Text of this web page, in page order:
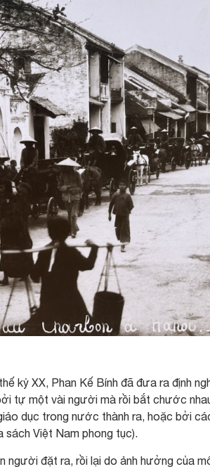
kỷ XX, Phan Kế Bính đã đưa ra định
tự một vài người mà rồi bắt chước
dục trong nước thành ra, hoặc bởi
sách Việt Nam phong tục).
người đặt ra, rồi lại do ảnh hưởng của